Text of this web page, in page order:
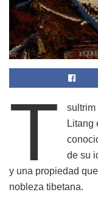
T
sultrim
Litang
de su
y una propiedad
nobleza tibetana.